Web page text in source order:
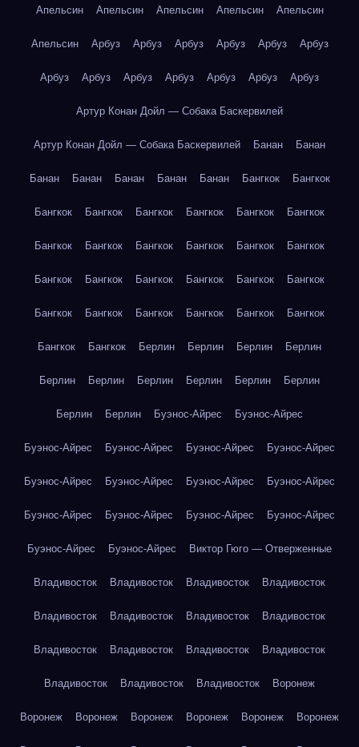
Апельсин Апельсин Апельсин Апельсин Апельсин
Апельсин Арбуз Арбуз Арбуз Арбуз Арбуз Арбуз
Арбуз Арбуз Арбуз Арбуз Арбуз Арбуз Арбуз
Артур Конан Дойл — Собака Баскервилей
Артур Конан Дойл — Собака Баскервилей Банан Банан
Банан Банан Банан Банан Банан Бангкок Бангкок
Бангкок Бангкок Бангкок Бангкок Бангкок Бангкок
Бангкок Бангкок Бангкок Бангкок Бангкок Бангкок
Бангкок Бангкок Бангкок Бангкок Бангкок Бангкок
Бангкок Бангкок Бангкок Бангкок Бангкок Бангкок
Бангкок Бангкок Берлин Берлин Берлин Берлин
Берлин Берлин Берлин Берлин Берлин Берлин
Берлин Берлин Буэнос-Айрес Буэнос-Айрес
Буэнос-Айрес Буэнос-Айрес Буэнос-Айрес Буэнос-Айрес
Буэнос-Айрес Буэнос-Айрес Буэнос-Айрес Буэнос-Айрес
Буэнос-Айрес Буэнос-Айрес Буэнос-Айрес Буэнос-Айрес
Буэнос-Айрес Буэнос-Айрес Виктор Гюго — Отверженные
Владивосток Владивосток Владивосток Владивосток
Владивосток Владивосток Владивосток Владивосток
Владивосток Владивосток Владивосток Владивосток
Владивосток Владивосток Владивосток Воронеж
Воронеж Воронеж Воронеж Воронеж Воронеж Воронеж